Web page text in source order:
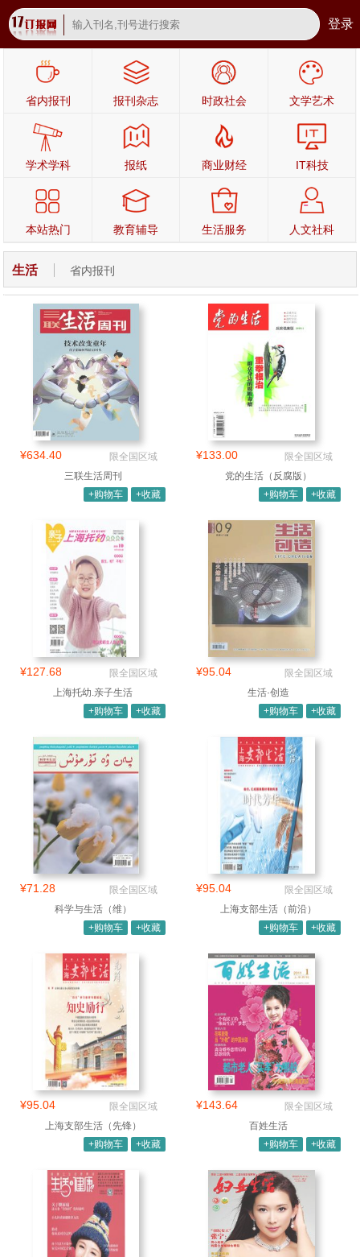
登录
省内报刊 报刊杂志 时政社会 文学艺术
学术学科 报纸 商业财经 IT科技
本站热门 教育辅导 生活服务 人文社科
生活 省内报刊
¥634.40
限全国区域
三联生活周刊
+购物车
+收藏
¥133.00
限全国区域
党的生活（反腐版）
+购物车
+收藏
¥127.68
限全国区域
上海托幼.亲子生活
+购物车
+收藏
¥95.04
限全国区域
生活·创造
+购物车
+收藏
¥71.28
限全国区域
科学与生活（维）
+购物车
+收藏
¥95.04
限全国区域
上海支部生活（前沿）
+购物车
+收藏
¥95.04
限全国区域
上海支部生活（先锋）
+购物车
+收藏
¥143.64
限全国区域
百姓生活
+购物车
+收藏